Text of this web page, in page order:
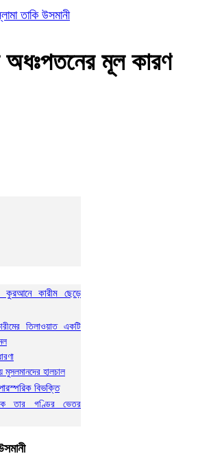
তাকি উসমানী
অধঃপতনের মূল কারণ
কারীম ছেড়ে
তিলাওয়াত একটি
মুসলমানদের হালচাল
বিভক্তি
তার গণ্ডির ভেতর